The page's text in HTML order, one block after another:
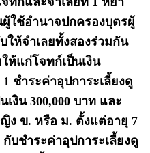
ใช้อำนาจปกครองบุตรผู้
ให้จำเลยทั้งสองร่วมกัน
ห้แก่โจทก์เป็นเงิน
ชำระค่าอุปการะเลี้ยงดู
งิน 300,000 บาท และ
ง ข. หรือ ม. ตั้งแต่อายุ 7
กับชำระค่าอุปการะเลี้ยงดู